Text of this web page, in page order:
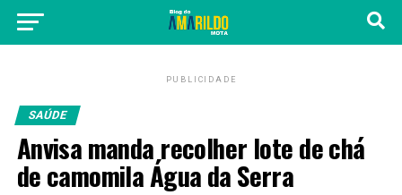
PUBLICIDADE
SAÚDE
Anvisa manda recolher lote de chá
de camomila Água da Serra